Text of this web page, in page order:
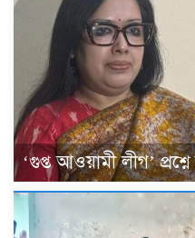
‘গুপ্ত আওয়ামী লীগ’